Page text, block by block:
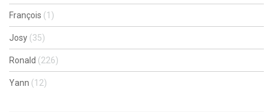
François (1)
Josy (35)
Ronald (226)
Yann (12)